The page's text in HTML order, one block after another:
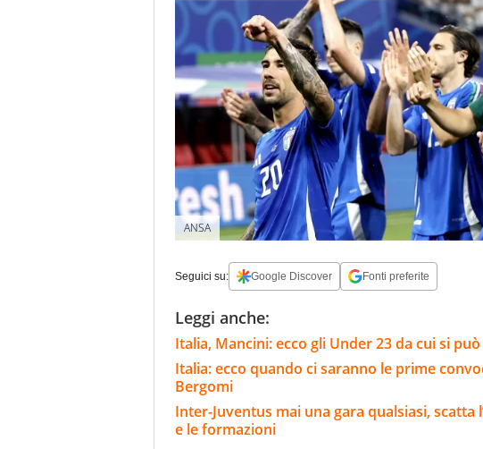
ANSA
Seguici su: Google Discover Fonti preferite
Leggi anche:
Italia, Mancini: ecco gli Under 23 da cui si
Italia: ecco quando ci saranno le prime
Bergomi
Inter-Juventus mai una gara qualsiasi,
e le formazioni